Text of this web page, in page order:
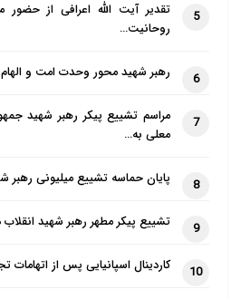
5
تقدیر آیت الله اعرافی از
روحانیت…
6 رهبر شهید محور وحدت امت و
7
مراسم تشییع پیکر رهبر شهید
معلی به…
8 پایان حماسه تشییع میلیونی رهبر
9 تشییع پیکر مطهر رهبر شهید انقلاب
10 کاردینال اسپانیایی پس از اتهامات